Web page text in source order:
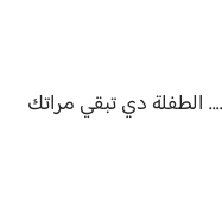
دي تبقي مراتك